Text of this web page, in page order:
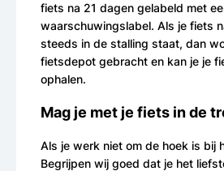
fiets na 21 dagen gelabeld met
waarschuwingslabel. Als je fiets
steeds in de stalling staat, dan
fietsdepot gebracht en kan je je
ophalen.
Mag je met je fiets in de
Als je werk niet om de hoek is bij
Begrijpen wij goed dat je het